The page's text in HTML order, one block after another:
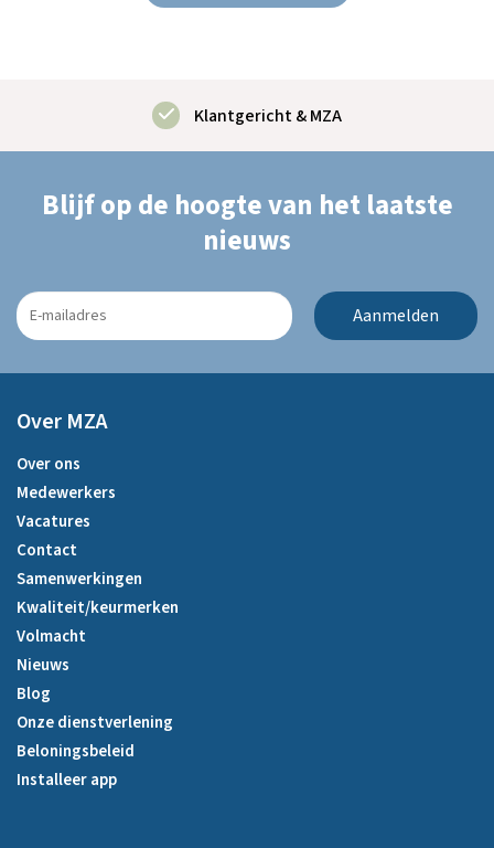
Klantgericht & MZA
Blijf op de hoogte van het laatste
nieuws
Aanmelden
Over MZA
Over ons
Medewerkers
Vacatures
Contact
Samenwerkingen
Kwaliteit/keurmerken
Volmacht
Nieuws
Blog
Onze dienstverlening
Beloningsbeleid
Installeer app